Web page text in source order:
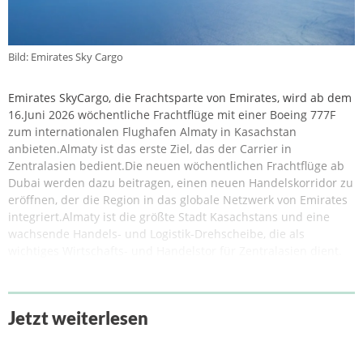
Bild: Emirates Sky Cargo
Emirates SkyCargo, die Frachtsparte von Emirates, wird ab dem
16.Juni 2026 wöchentliche Frachtflüge mit einer Boeing 777F
zum internationalen Flughafen Almaty in Kasachstan
anbieten.Almaty ist das erste Ziel, das der Carrier in
Zentralasien bedient.Die neuen wöchentlichen Frachtflüge ab
Dubai werden dazu beitragen, einen neuen Handelskorridor zu
eröffnen, der die Region in das globale Netzwerk von Emirates
integriert.Almaty ist die größte Stadt Kasachstans und eine
wachsende Handels- und Logistik-Drehscheibe, die als
Jetzt weiterlesen